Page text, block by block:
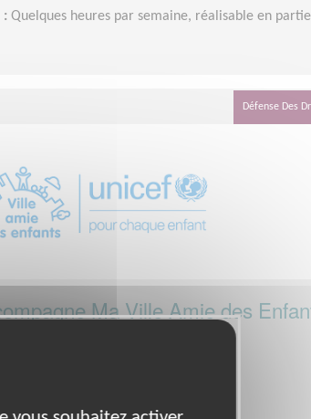
: Quelques heures par semaine, réalisable en
Défense Des
Ma Ville Amie des